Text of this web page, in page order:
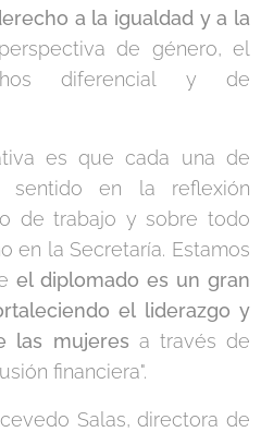
a la igualdad y a la
de género, el
diferencial y de
es que cada una de
sentido en la reflexión
de trabajo y sobre todo
en la Secretaría. Estamos
el diplomado es un gran
el liderazgo y
las mujeres a través de
financiera".
Salas, directora de